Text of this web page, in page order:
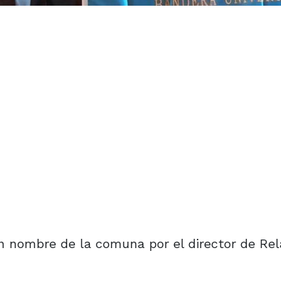
nombre de la comuna por el director de